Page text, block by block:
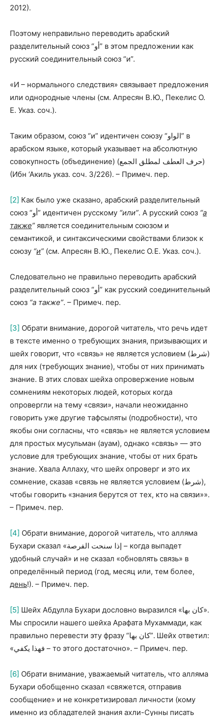
2012).
Поэтому неправильно переводить арабский
разделительный союз “أو” в этом предложении как
русский соединительный союз “и”.
«И – нормального следствия» связывает предложения
или однородные члены (см. Апресян В. Ю., Пекелис О.
Е. Указ. соч.).
Таким образом, союз “и” идентичен союзу “الواو” в
арабском языке, который указывает на абсолютную
совокупность (объединение) (حرف العطف لمطلق الجمع)
(Ибн ‘Акиль указ. соч. 3/226). – Примеч. пер.
[2] Как было уже сказано, арабский разделительный
союз “أو” идентичен русскому “или”. А русский союз “а
также” является соединительным союзом и
семантикой, и синтаксическими свойствами близок к
союзу “и” (см. Апресян В. Ю., Пекелис О. Е. Указ. соч.).
Следовательно не правильно переводить арабский
разделительный союз “أو” как русский соединительный
союз “а также”. – Примеч. пер.
[3] Обрати внимание, дорогой читатель, что речь идет
в тексте именно о требующих знания, призывающих и
шейх говорит, что «связь» не является условием (شرط)
для них (требующих знание), чтобы от них принимать
знание. В этих словах шейха опровержение новым
сомнениям некоторых людей, которых когда
опровергли на тему «связи», начали неожиданно
говорить уже другие тафсыляты (подробности), что
якобы они согласны, что «связь» не является условием
для простых мусульман (ауам), однако «связь» — это
условие для требующих знание, чтобы от них брать
знание. Хвала Аллаху, что шейх опроверг и это их
сомнение, сказав «связь не является условием (شرط),
чтобы говорить «знания берутся от тех, кто на связи»».
– Примеч. пер.
[4] Обрати внимание, дорогой читатель, что алляма
Бухари сказал «إذا سنحت الفرصة – когда выпадет
удобный случай» и не сказал «обновлять связь» в
определённый период (год, месяц или, тем более,
день!). – Примеч. пер.
[5] Шейх Абдулла Бухари дословно выразился «كان بها».
Мы спросили нашего шейха Арафата Мухаммади, как
правильно перевести эту фразу “كان بها”. Шейх ответил:
«فهذا يكفي – то этого достаточно». – Примеч. пер.
[6] Обрати внимание, уважаемый читатель, что алляма
Бухари обобщенно сказал «свяжется, отправив
сообщение» и не конкретизировал личности (кому
именно из обладателей знания ахли-Сунны писать